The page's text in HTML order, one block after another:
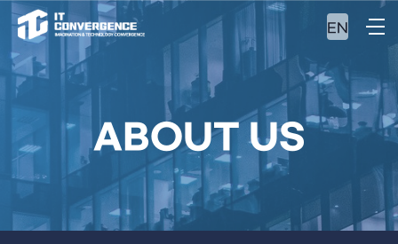
EN
ABOUT US